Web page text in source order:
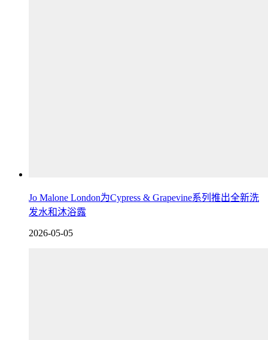
Jo Malone London为Cypress & Grapevine系列推出全新洗
发水和沐浴露
2026-05-05